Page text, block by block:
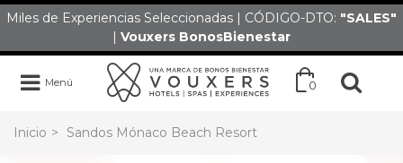
Miles de Experiencias Seleccionadas | CÓDIGO-DTO: "SALES"
| Vouxers BonosBienestar
Menú 0
Inicio > Sandos Mónaco Beach Resort